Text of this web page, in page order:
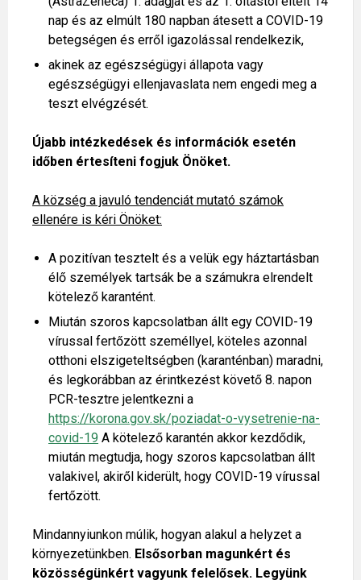
nap és az elmúlt 180 napban átesett a COVID-19
betegségen és erről igazolással rendelkezik,
akinek az egészségügyi állapota vagy
egészségügyi ellenjavaslata nem engedi meg a
teszt elvégzését.
Újabb intézkedések és információk esetén
időben értesíteni fogjuk Önöket.
A község a javuló tendenciát mutató számok
ellenére is kéri Önöket:
A pozitívan tesztelt és a velük egy háztartásban
élő személyek tartsák be a számukra elrendelt
kötelező karantént.
Miután szoros kapcsolatban állt egy COVID-19
vírussal fertőzött személlyel, köteles azonnal
otthoni elszigeteltségben (karanténban) maradni,
és legkorábban az érintkezést követő 8. napon
PCR-tesztre jelentkezni a
https://korona.gov.sk/poziadat-o-vysetrenie-na-
covid-19 A kötelező karantén akkor kezdődik,
miután megtudja, hogy szoros kapcsolatban állt
valakivel, akiről kiderült, hogy COVID-19 vírussal
fertőzött.
Mindannyiunkon múlik, hogyan alakul a helyzet a
környezetünkben. Elsősorban magunkért és
közösségünkért vagyunk felelősek. Legyünk